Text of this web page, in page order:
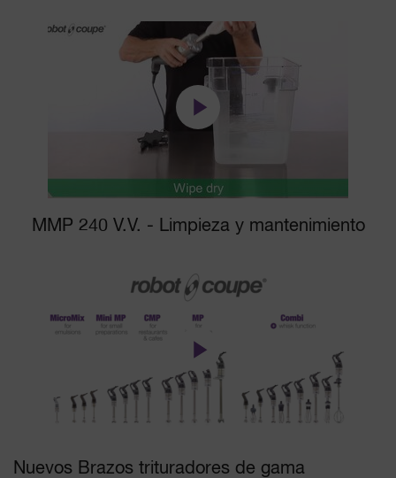
MMP 240 V.V. - Limpieza y mantenimiento
Nuevos Brazos trituradores de gama